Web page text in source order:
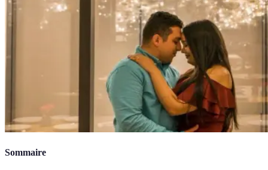
Sommaire